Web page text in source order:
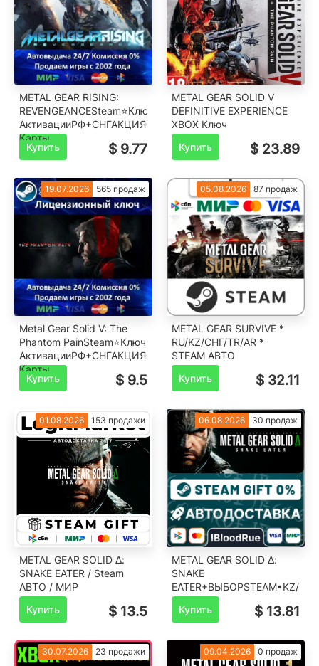
METAL GEAR RISING:
REVENGEANCE️Steam⭐Ключ
АктивацииРФ+СНГ️АКЦИЯ0%
Карты
Купить $ 9.77
METAL GEAR SOLID V
DEFINITIVE EXPERIENCE
XBOX Ключ
Купить
$ 23.89
19.07.2026 565 продаж
Metal Gear Solid V: The
Phantom Pain️Steam⭐Ключ
АктивацииРФ+СНГ️АКЦИЯ0%
Карты
Купить $ 9.5
05.08.2026 87 продаж
METAL GEAR SURVIVE *
RU/KZ/СНГ/TR/AR *
STEAM АВТО
Купить
$ 32.11
01.08.2026 153 продажи
METAL GEAR SOLID Δ:
SNAKE EATER / Steam
АВТО / МИР
Купить
$ 13.5
06.08.2026 30 продаж
METAL GEAR SOLID Δ:
SNAKE
EATER️+ВЫБОРSTEAM•KZ/UA
Купить
$ 13.81
30.07.2026 23 продажи 09.04.2026 0 продаж